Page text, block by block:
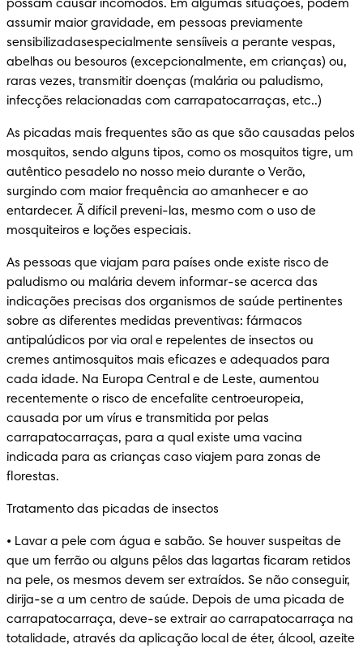
possam causar incómodos. Em algumas situações, podem
assumir maior gravidade, em pessoas previamente
sensibilizadasespecialmente sensíiveis a perante vespas,
abelhas ou besouros (excepcionalmente, em crianças) ou,
raras vezes, transmitir doenças (malária ou paludismo,
infecções relacionadas com carrapatocarraças, etc..)
As picadas mais frequentes são as que são causadas pelos
mosquitos, sendo alguns tipos, como os mosquitos tigre, um
autêntico pesadelo no nosso meio durante o Verão,
surgindo com maior frequência ao amanhecer e ao
entardecer. Ã difícil preveni-las, mesmo com o uso de
mosquiteiros e loções especiais.
As pessoas que viajam para países onde existe risco de
paludismo ou malária devem informar-se acerca das
indicações precisas dos organismos de saúde pertinentes
sobre as diferentes medidas preventivas: fármacos
antipalúdicos por via oral e repelentes de insectos ou
cremes antimosquitos mais eficazes e adequados para
cada idade. Na Europa Central e de Leste, aumentou
recentemente o risco de encefalite centroeuropeia,
causada por um vírus e transmitida por pelas
carrapatocarraças, para a qual existe uma vacina
indicada para as crianças caso viajem para zonas de
florestas.
Tratamento das picadas de insectos
• Lavar a pele com água e sabão. Se houver suspeitas de
que um ferrão ou alguns pêlos das lagartas ficaram retidos
na pele, os mesmos devem ser extraídos. Se não conseguir,
dirija-se a um centro de saúde. Depois de uma picada de
carrapatocarraça, deve-se extrair ao carrapatocarraça na
totalidade, através da aplicação local de éter, álcool, azeite